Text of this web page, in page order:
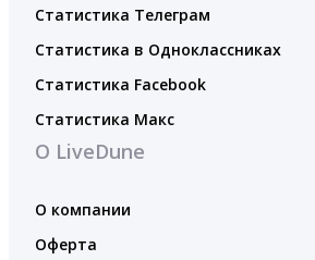
Статистика Телеграм
Статистика в Одноклассниках
Статистика Facebook
Статистика Макс
О LiveDune
О компании
Оферта